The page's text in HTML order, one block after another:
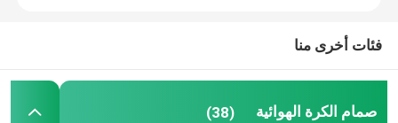
فراغ الكرة صمام
صمامات الأغراض الخاصة
فئات أخرى منا
صمام الكرة الهوائية (38)